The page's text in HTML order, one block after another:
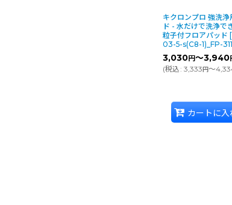
バーニッシャーで磨き固められたワックスの除
キクロンプロ 強洗浄
ド - 水だけで洗浄で
粒子付フロアパッド [
03-5-s(C8-1)_FP-
3,030円～3,940
(税込: 3,333 円～
カートに入